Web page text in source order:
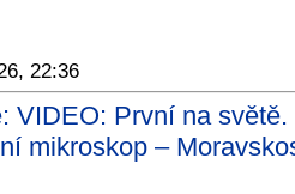
22:36
VIDEO: První na
mikroskop –